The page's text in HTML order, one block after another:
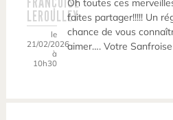
LEROULLEY
le
21/02/2026
à
10h30
Oh toutes ces
faites partager!!!!! Un
chance de vous
aimer…. Votre Sanfroise